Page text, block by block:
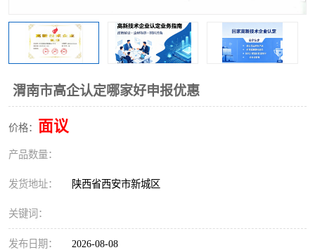
渭南市高企认定哪家好申报优惠
价格： 面议
产品数量：
发货地址： 陕西省西安市新城区
关键词：
发布日期： 2026-08-08